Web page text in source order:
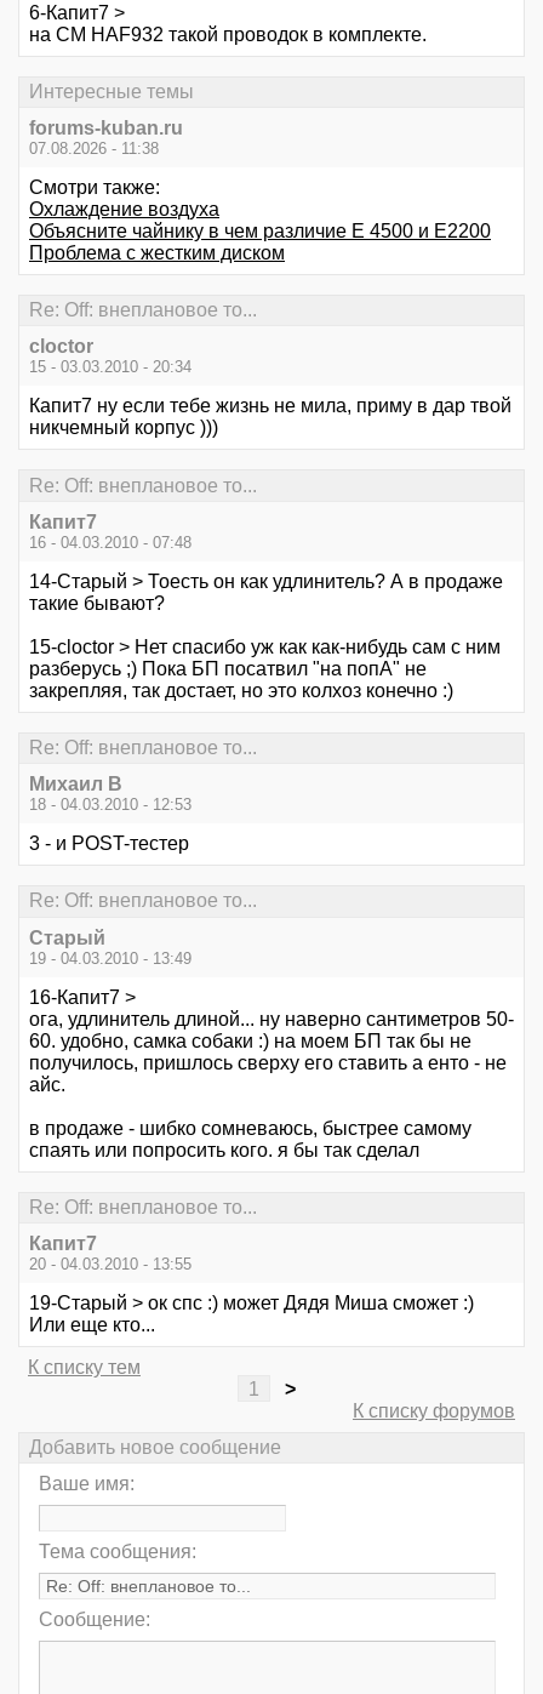
6-Капит7 >
на CM HAF932 такой проводок в комплекте.
Интересные темы
forums-kuban.ru
07.08.2026 - 11:38
Смотри также:
Охлаждение воздуха
Объясните чайнику в чем различие Е 4500 и Е2200
Проблема с жестким диском
Re: Off: внеплановое то...
cloctor
15 - 03.03.2010 - 20:34
Капит7 ну если тебе жизнь не мила, приму в дар твой
никчемный корпус )))
Re: Off: внеплановое то...
Капит7
16 - 04.03.2010 - 07:48
14-Старый > Тоесть он как удлинитель? А в продаже
такие бывают?
15-cloctor > Нет спасибо уж как как-нибудь сам с ним
разберусь ;) Пока БП посатвил "на попА" не
закрепляя, так достает, но это колхоз конечно :)
Re: Off: внеплановое то...
Михаил В
18 - 04.03.2010 - 12:53
3 - и POST-тестер
Re: Off: внеплановое то...
Старый
19 - 04.03.2010 - 13:49
16-Капит7 >
ога, удлинитель длиной... ну наверно сантиметров 50-
60. удобно, самка собаки :) на моем БП так бы не
получилось, пришлось сверху его ставить а енто - не
айс.
в продаже - шибко сомневаюсь, быстрее самому
спаять или попросить кого. я бы так сделал
Re: Off: внеплановое то...
Капит7
20 - 04.03.2010 - 13:55
19-Старый > ок спс :) может Дядя Миша сможет :)
Или еще кто...
К списку тем
1
>
К списку форумов
Добавить новое сообщение
Ваше имя:
Тема сообщения:
Сообщение: